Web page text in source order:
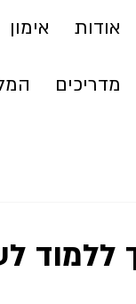
אודות אימון
מדריכים
ללמוד